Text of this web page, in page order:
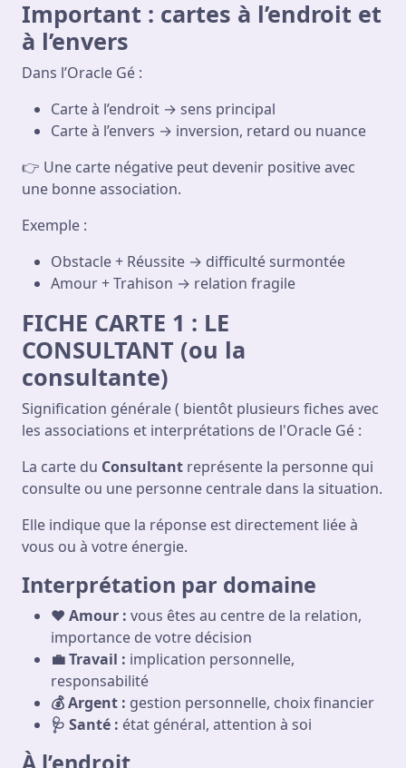
Important : cartes à l’endroit et
à l’envers
Dans l’Oracle Gé :
Carte à l’endroit → sens principal
Carte à l’envers → inversion, retard ou nuance
👉 Une carte négative peut devenir positive avec
une bonne association.
Exemple :
Obstacle + Réussite → difficulté surmontée
Amour + Trahison → relation fragile
FICHE CARTE 1 : LE
CONSULTANT (ou la
consultante)
Signification générale ( bientôt plusieurs fiches avec
les associations et interprétations de l'Oracle Gé :
La carte du Consultant représente la personne qui
consulte ou une personne centrale dans la situation.
Elle indique que la réponse est directement liée à
vous ou à votre énergie.
Interprétation par domaine
❤️ Amour : vous êtes au centre de la relation,
importance de votre décision
💼 Travail : implication personnelle,
responsabilité
💰 Argent : gestion personnelle, choix financier
🩺 Santé : état général, attention à soi